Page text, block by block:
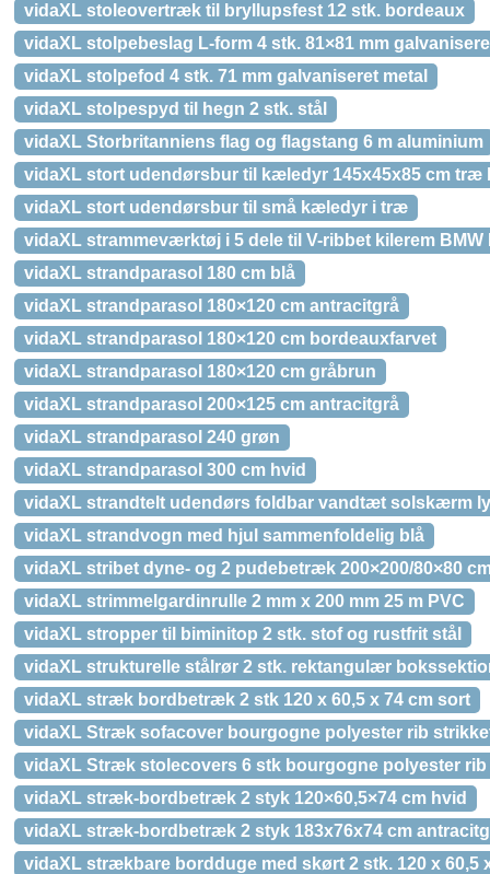
vidaXL stoleovertræk til bryllupsfest 12 stk. bordeaux
vidaXL stolpebeslag L-form 4 stk. 81×81 mm
vidaXL stolpefod 4 stk. 71 mm galvaniseret metal
vidaXL stolpespyd til hegn 2 stk. stål
vidaXL Storbritanniens flag og flagstang 6 m aluminium
vidaXL stort udendørsbur til kæledyr 145x45x85 cm træ
vidaXL stort udendørsbur til små kæledyr i træ
vidaXL strammeværktøj i 5 dele til V-ribbet kilerem
vidaXL strandparasol 180 cm blå
vidaXL strandparasol 180×120 cm antracitgrå
vidaXL strandparasol 180×120 cm bordeauxfarvet
vidaXL strandparasol 180×120 cm gråbrun
vidaXL strandparasol 200×125 cm antracitgrå
vidaXL strandparasol 240 grøn
vidaXL strandparasol 300 cm hvid
vidaXL strandtelt udendørs foldbar vandtæt solskærm
vidaXL strandvogn med hjul sammenfoldelig blå
vidaXL stribet dyne- og 2 pudebetræk 200×200/80×80
vidaXL strimmelgardinrulle 2 mm x 200 mm 25 m PVC
vidaXL stropper til biminitop 2 stk. stof og rustfrit stål
vidaXL strukturelle stålrør 2 stk. rektangulær
vidaXL stræk bordbetræk 2 stk 120 x 60,5 x 74 cm sort
vidaXL Stræk sofacover bourgogne polyester rib
vidaXL Stræk stolecovers 6 stk bourgogne polyester
vidaXL stræk-bordbetræk 2 styk 120×60,5×74 cm hvid
vidaXL stræk-bordbetræk 2 styk 183x76x74 cm
vidaXL strækbare bordduge med skørt 2 stk. 120 x 60,5